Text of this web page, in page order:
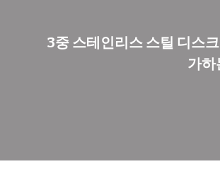
3중 스테인리스 스틸 디스
가하